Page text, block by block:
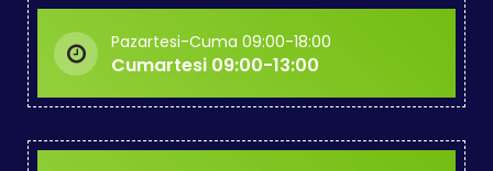
Pazartesi-Cuma 09:00-18:00
Cumartesi 09:00-13:00